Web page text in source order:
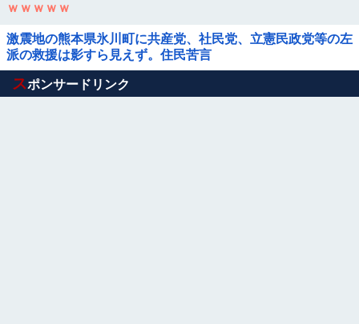
ｗｗｗｗｗ
激震地の熊本県氷川町に共産党、社民党、立憲民政党等の左
派の救援は影すら見えず。住民苦言
Powered by livedoor 相互RSS
スポンサードリンク